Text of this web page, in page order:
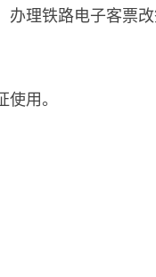
理铁路电子客票
用。